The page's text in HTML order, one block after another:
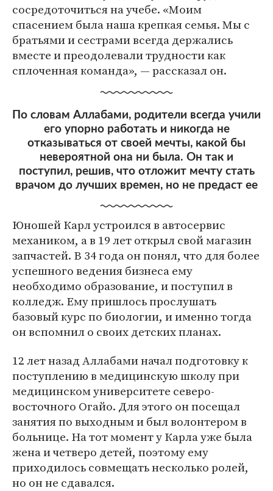
сосредоточиться на учебе. «Моим
спасением была наша крепкая семья. Мы с
братьями и сестрами всегда держались
вместе и преодолевали трудности как
сплоченная команда», — рассказал он.
По словам Аллабами, родители всегда учили
его упорно работать и никогда не
отказываться от своей мечты, какой бы
невероятной она ни была. Он так и
поступил, решив, что отложит мечту стать
врачом до лучших времен, но не предаст ее
Юношей Карл устроился в автосервис
механиком, а в 19 лет открыл свой магазин
запчастей. В 34 года он понял, что для более
успешного ведения бизнеса ему
необходимо образование, и поступил в
колледж. Ему пришлось прослушать
базовый курс по биологии, и именно тогда
он вспомнил о своих детских планах.
12 лет назад Аллабами начал подготовку к
поступлению в медицинскую школу при
медицинском университете северо-
восточного Огайо. Для этого он посещал
занятия по выходным и был волонтером в
больнице. На тот момент у Карла уже была
жена и четверо детей, поэтому ему
приходилось совмещать несколько ролей,
но он не сдавался.